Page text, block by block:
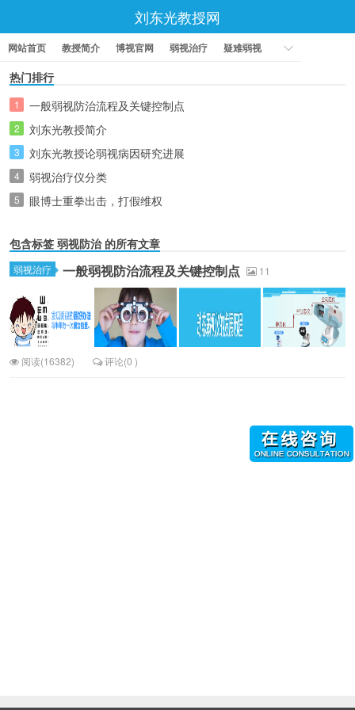
刘东光教授网
网站首页 教授简介 博视官网 弱视治疗 疑难弱视
热门排行
1 一般弱视防治流程及关键控制点
2 刘东光教授简介
3 刘东光教授论弱视病因研究进展
4 弱视治疗仪分类
5 眼博士重拳出击，打假维权
包含标签 弱视防治的所有文章
弱视治疗 一般弱视防治流程及关键控制点 11
阅读(16382) 评论(0 )